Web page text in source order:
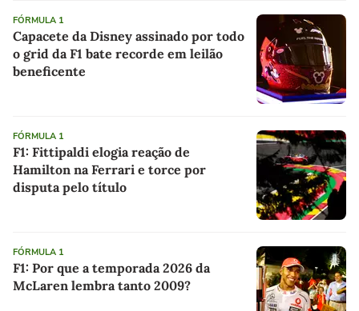
FÓRMULA 1
Capacete da Disney assinado por todo
o grid da F1 bate recorde em leilão
beneficente
FÓRMULA 1
F1: Fittipaldi elogia reação de
Hamilton na Ferrari e torce por
disputa pelo título
FÓRMULA 1
F1: Por que a temporada 2026 da
McLaren lembra tanto 2009?